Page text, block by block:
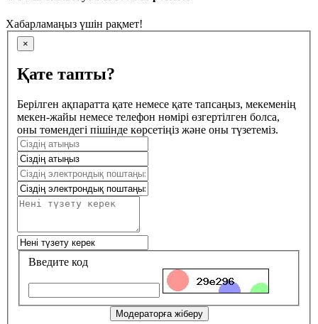
Хабарламаңыз үшін рақмет!
×
Қате тапты?
Берілген ақпаратта қате немесе қате тапсаңыз, мекеменің
мекен-жайы немесе телефон нөмірі өзгертілген болса,
оны төмендегі пішінде көрсетіңіз және оны түзетеміз.
Введите код
Модераторға жіберу